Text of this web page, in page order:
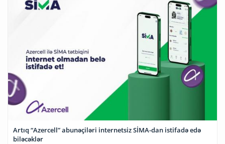
Artıq “Azercell” abunəçiləri internetsiz SİMA-dan istifadə edə
biləcəklər